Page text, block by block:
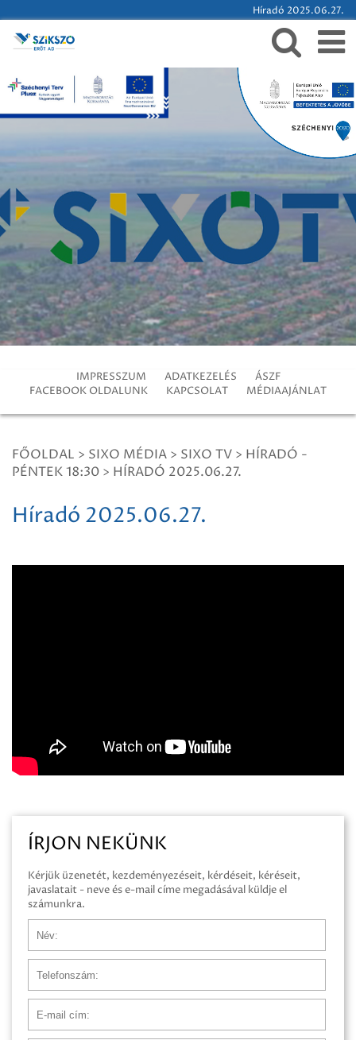
Híradó 2025.06.27.
IMPRESSZUM ADATKEZELÉS
ÁSZF
FACEBOOK OLDALUNK
KAPCSOLAT MÉDIAAJÁNLAT
FŐOLDAL > SIXO MÉDIA > SIXO TV > HÍRADÓ -
PÉNTEK 18:30 > HÍRADÓ 2025.06.27.
Híradó 2025.06.27.
ÍRJON NEKÜNK
Kérjük üzenetét, kezdeményezéseit, kérdéseit, kéréseit,
javaslatait - neve és e-mail címe megadásával küldje el
számunkra.